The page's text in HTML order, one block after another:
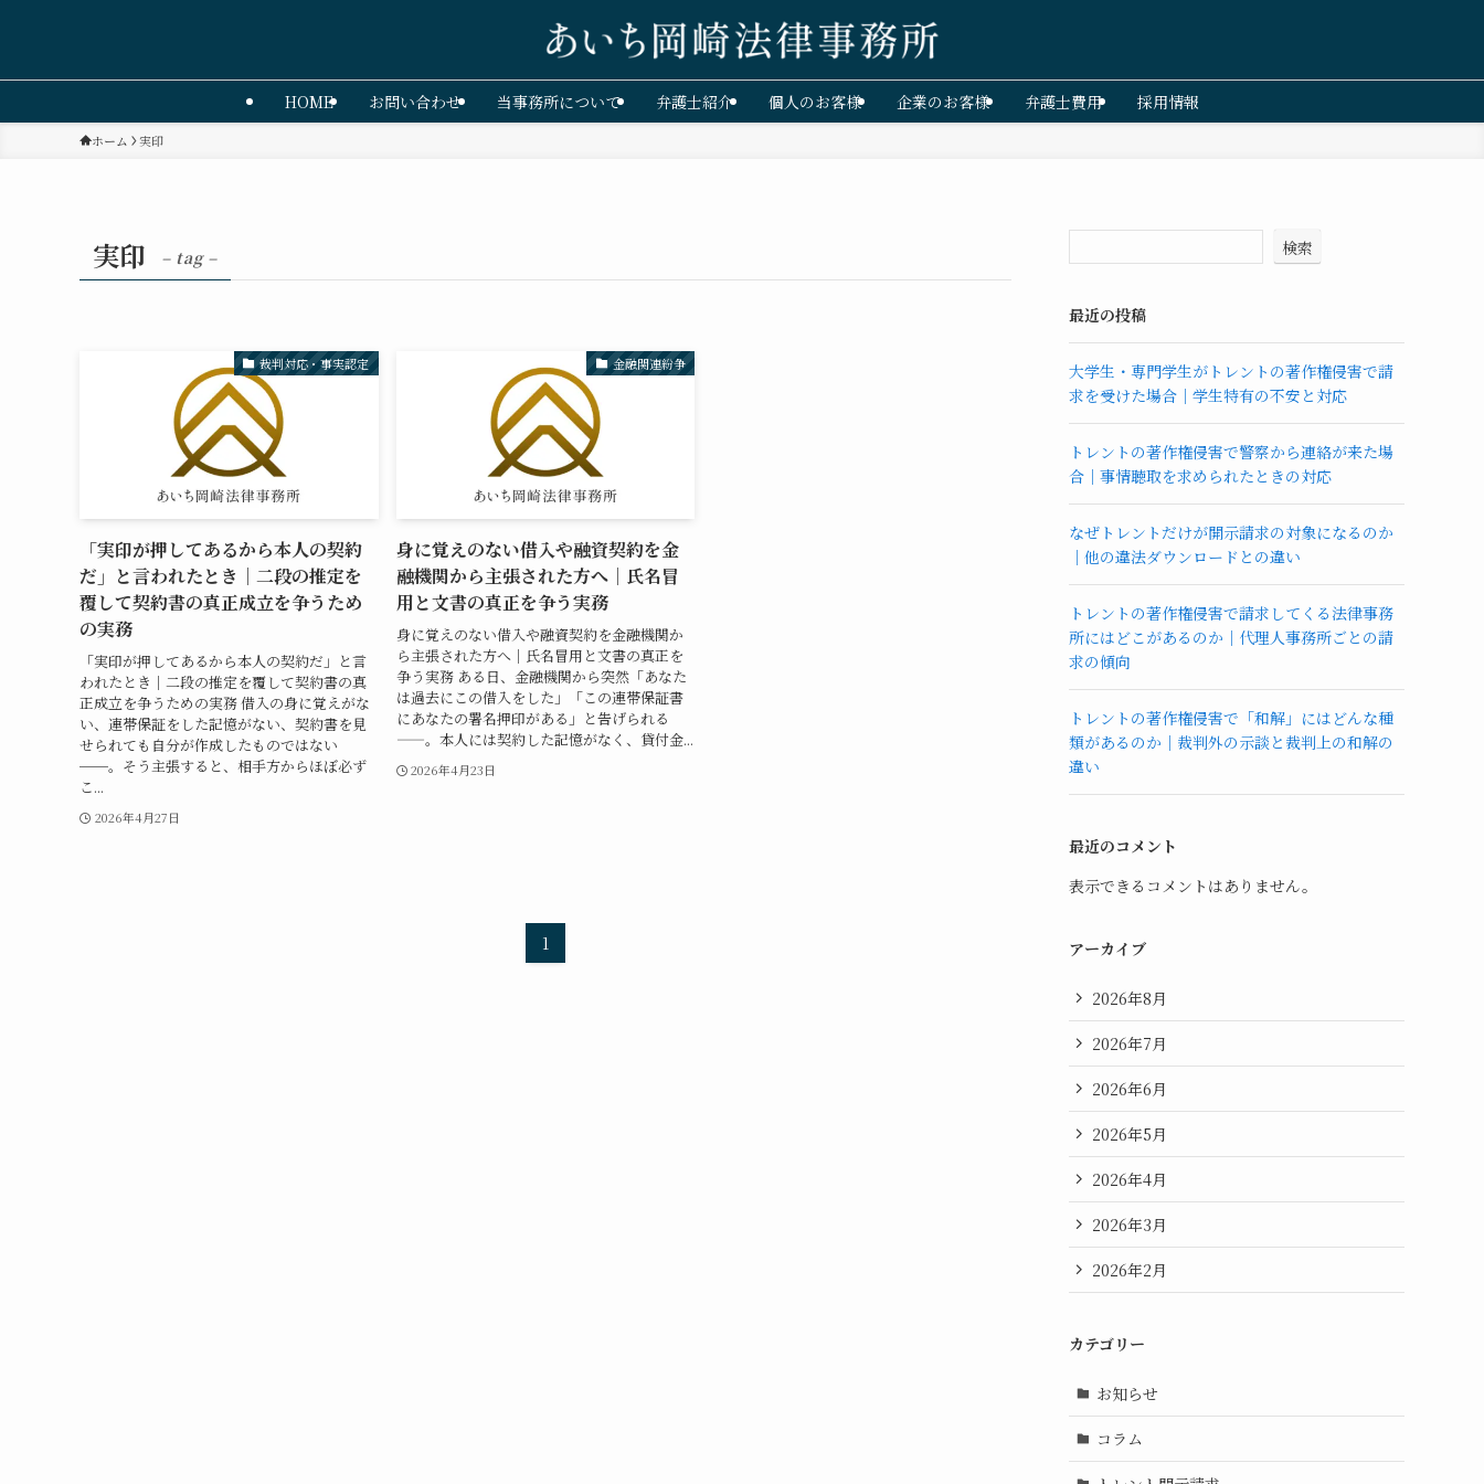
HOME お問い合わせ 当事務所について 弁護士紹介 個人のお客様 企業のお客様 弁護士費用 採用情報
ホーム 実印
実印 – tag –
裁判対応・事実認定
「実印が押してあるから本人の契約
だ」と言われたとき｜二段の推定を
覆して契約書の真正成立を争うため
の実務
「実印が押してあるから本人の契約だ」と言
われたとき｜二段の推定を覆して契約書の真
正成立を争うための実務 借入の身に覚えがな
い、連帯保証をした記憶がない、契約書を見
せられても自分が作成したものではない
──。そう主張すると、相手方からほぼ必ず
こ...
2026年4月27日
金融関連紛争
身に覚えのない借入や融資契約を金
融機関から主張された方へ｜氏名冒
用と文書の真正を争う実務
身に覚えのない借入や融資契約を金融機関か
ら主張された方へ｜氏名冒用と文書の真正を
争う実務 ある日、金融機関から突然「あなた
は過去にこの借入をした」「この連帯保証書
にあなたの署名押印がある」と告げられる
——。本人には契約した記憶がなく、貸付金...
2026年4月23日
1
検索
最近の投稿
大学生・専門学生がトレントの著作権侵害で請
求を受けた場合｜学生特有の不安と対応
トレントの著作権侵害で警察から連絡が来た場
合｜事情聴取を求められたときの対応
なぜトレントだけが開示請求の対象になるのか
｜他の違法ダウンロードとの違い
トレントの著作権侵害で請求してくる法律事務
所にはどこがあるのか｜代理人事務所ごとの請
求の傾向
トレントの著作権侵害で「和解」にはどんな種
類があるのか｜裁判外の示談と裁判上の和解の
違い
最近のコメント
表示できるコメントはありません。
アーカイブ
2026年8月
2026年7月
2026年6月
2026年5月
2026年4月
2026年3月
2026年2月
カテゴリー
お知らせ
コラム